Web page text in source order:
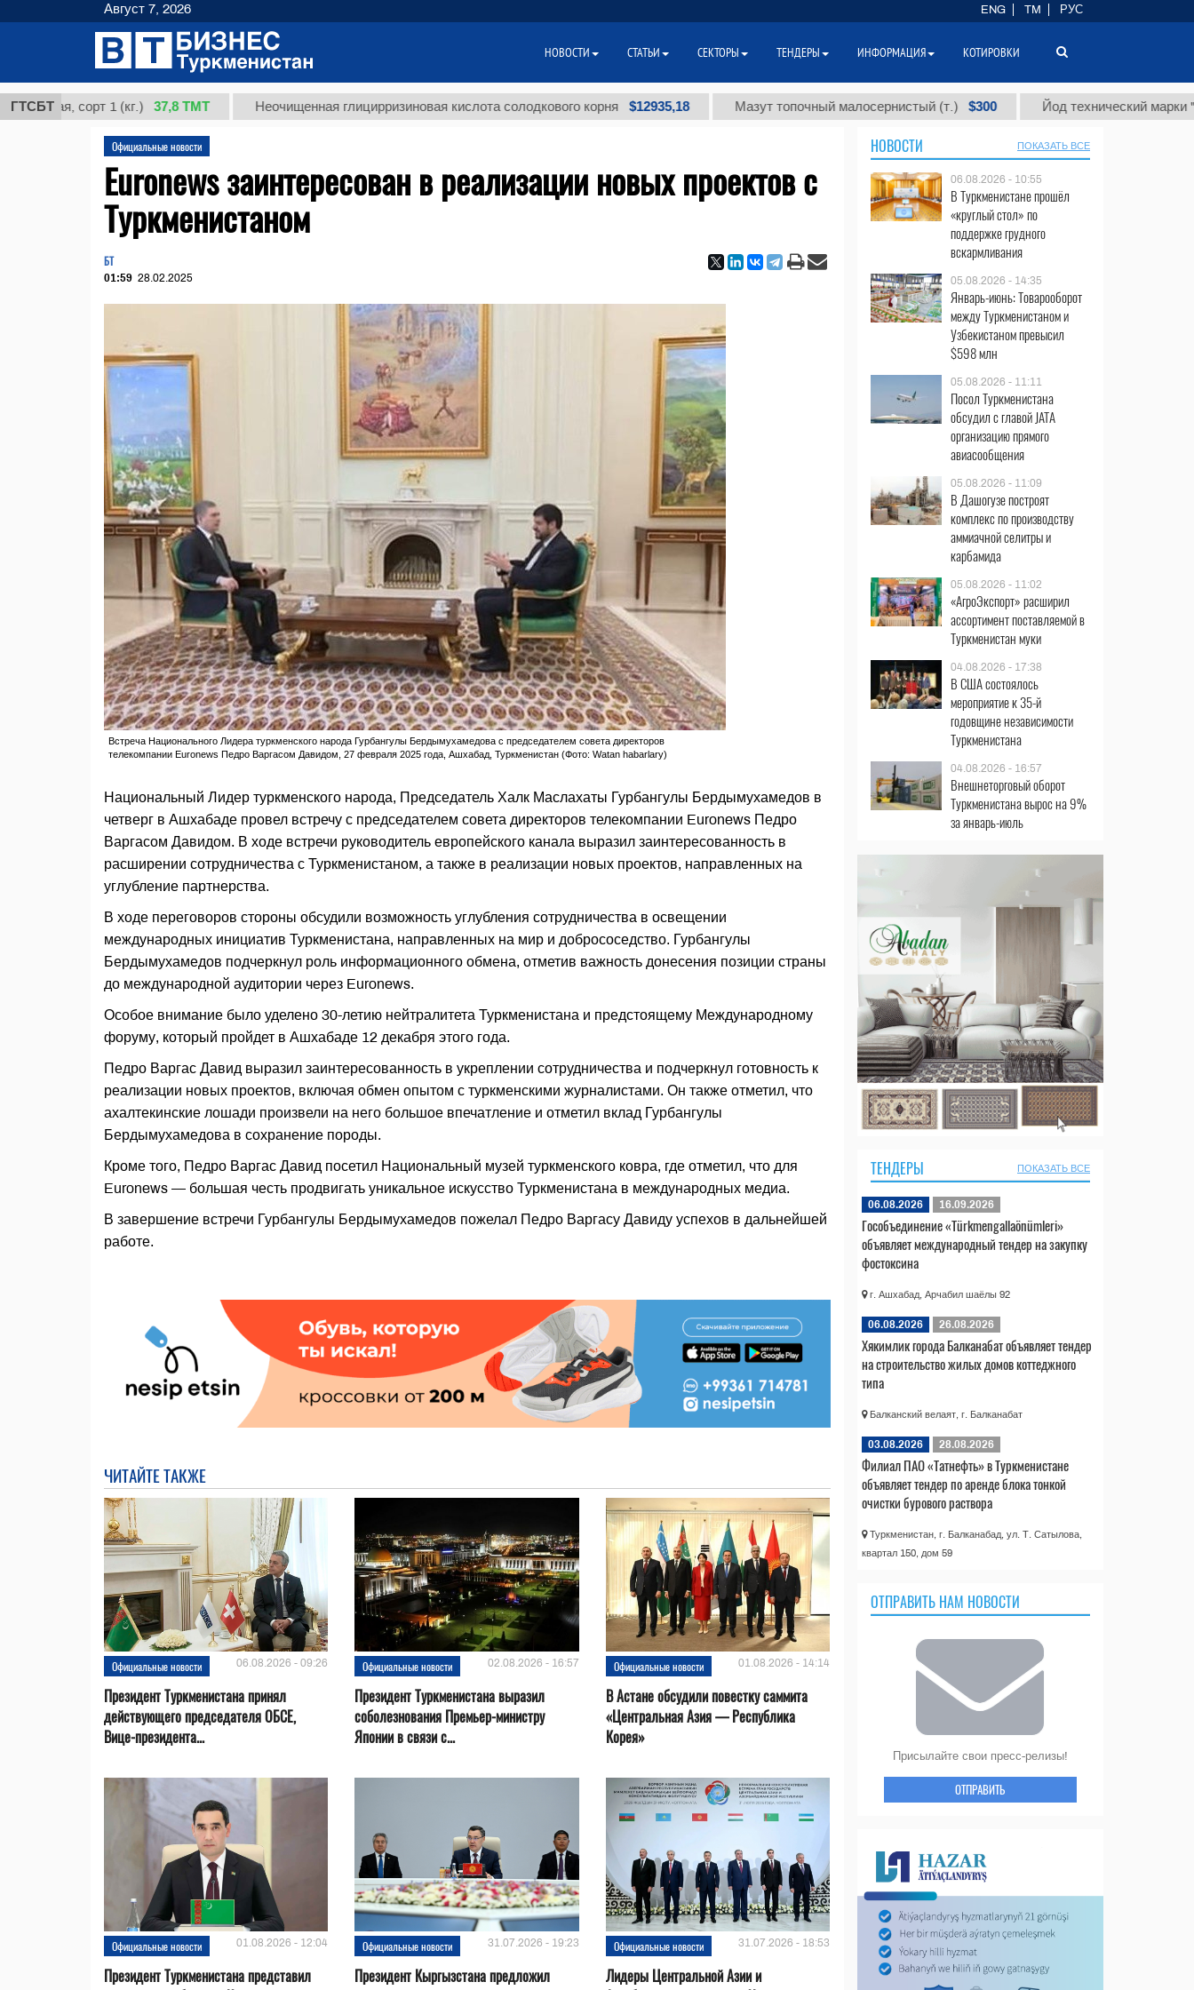
ГТСБТ
сорт 1 (кг.) 37,8 ТМТ Неочищенная глицирризиновая кислота солодкового корня $12935,18 Мазут топочный малосернистый (т.) $300 Йод технический марки "А" (т.)
Официальные новости
Euronews заинтересован в реализации новых проектов с
Туркменистаном
БТ
01:59 28.02.2025
Встреча Национального Лидера туркменского народа Гурбангулы Бердымухамедова с председателем совета директоров
телекомпании Euronews Педро Варгасом Давидом, 27 февраля 2025 года, Ашхабад, Туркменистан (Фото: Watan habarlary)
Национальный Лидер туркменского народа, Председатель Халк Маслахаты Гурбангулы Бердымухамедов в
четверг в Ашхабаде провел встречу с председателем совета директоров телекомпании Euronews Педро
Варгасом Давидом. В ходе встречи руководитель европейского канала выразил заинтересованность в
расширении сотрудничества с Туркменистаном, а также в реализации новых проектов, направленных на
углубление партнерства.
В ходе переговоров стороны обсудили возможность углубления сотрудничества в освещении
международных инициатив Туркменистана, направленных на мир и добрососедство. Гурбангулы
Бердымухамедов подчеркнул роль информационного обмена, отметив важность донесения позиции страны
до международной аудитории через Euronews.
Особое внимание было уделено 30-летию нейтралитета Туркменистана и предстоящему Международному
форуму, который пройдет в Ашхабаде 12 декабря этого года.
Педро Варгас Давид выразил заинтересованность в укреплении сотрудничества и подчеркнул готовность к
реализации новых проектов, включая обмен опытом с туркменскими журналистами. Он также отметил, что
ахалтекинские лошади произвели на него большое впечатление и отметил вклад Гурбангулы
Бердымухамедова в сохранение породы.
Кроме того, Педро Варгас Давид посетил Национальный музей туркменского ковра, где отметил, что для
Euronews — большая честь продвигать уникальное искусство Туркменистана в международных медиа.
В завершение встречи Гурбангулы Бердымухамедов пожелал Педро Варгасу Давиду успехов в дальнейшей
работе.
ЧИТАЙТЕ ТАКЖЕ
Официальные новости 06.08.2026 - 09:26
Президент Туркменистана принял
действующего председателя ОБСЕ,
Вице-президента...
Официальные новости 02.08.2026 - 16:57
Президент Туркменистана выразил
соболезнования Премьер-министру
Японии в связи с...
Официальные новости 01.08.2026 - 14:14
В Астане обсудили повестку саммита
«Центральная Азия — Республика
Корея»
Официальные новости 01.08.2026 - 12:04
Президент Туркменистана представил
Официальные новости 31.07.2026 - 19:23
Президент Кыргызстана предложил
Официальные новости 31.07.2026 - 18:53
Лидеры Центральной Азии и
НОВОСТИ ПОКАЗАТЬ ВСЕ
06.08.2026 - 10:55
В Туркменистане прошёл
«круглый стол» по
поддержке грудного
вскармливания
05.08.2026 - 14:35
Январь-июнь: Товарооборот
между Туркменистаном и
Узбекистаном превысил
$598 млн
05.08.2026 - 11:11
Посол Туркменистана
обсудил с главой JATA
организацию прямого
авиасообщения
05.08.2026 - 11:09
В Дашогузе построят
комплекс по производству
аммиачной селитры и
карбамида
05.08.2026 - 11:02
«АгроЭкспорт» расширил
ассортимент поставляемой в
Туркменистан муки
04.08.2026 - 17:38
В США состоялось
мероприятие к 35-й
годовщине независимости
Туркменистана
04.08.2026 - 16:57
Внешнеторговый оборот
Туркменистана вырос на 9%
за январь-июль
ТЕНДЕРЫ ПОКАЗАТЬ ВСЕ
06.08.2026 16.09.2026
Гособъединение «Türkmengallaönümleri»
объявляет международный тендер на закупку
фостоксина
г. Ашхабад, Арчабил шаёлы 92
06.08.2026 26.08.2026
Хякимлик города Балканабат объявляет тендер
на строительство жилых домов коттеджного
типа
Балканский велаят, г. Балканабат
03.08.2026 28.08.2026
Филиал ПАО «Татнефть» в Туркменистане
объявляет тендер по аренде блока тонкой
очистки бурового раствора
Туркменистан, г. Балканабад, ул. Т. Сатылова,
квартал 150, дом 59
ОТПРАВИТЬ НАМ НОВОСТИ
Присылайте свои пресс-релизы!
ОТПРАВИТЬ
Август 7, 2026 ENG TM РУС
НОВОСТИ СТАТЬИ СЕКТОРЫ ТЕНДЕРЫ ИНФОРМАЦИЯ КОТИРОВКИ